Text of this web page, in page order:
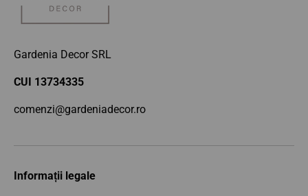
Gardenia Decor SRL
CUI 13734335
comenzi@gardeniadecor.ro
Informații legale